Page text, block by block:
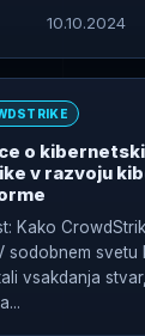
10.10.2024
o
v razvoju
Kako
sodobnem svetu
vsakdanja